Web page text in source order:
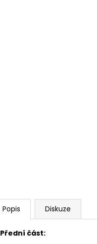
Popis Diskuze
Přední část: